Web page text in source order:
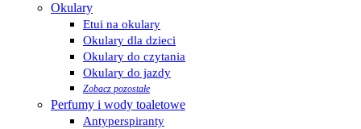
Okulary
Etui na okulary
Okulary dla dzieci
Okulary do czytania
Okulary do jazdy
Zobacz pozostałe
Perfumy i wody toaletowe
Antyperspiranty